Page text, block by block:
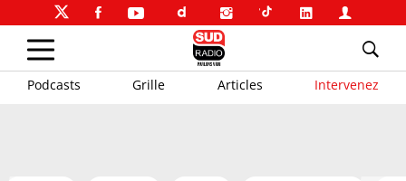
Podcasts Grille Articles Intervenez